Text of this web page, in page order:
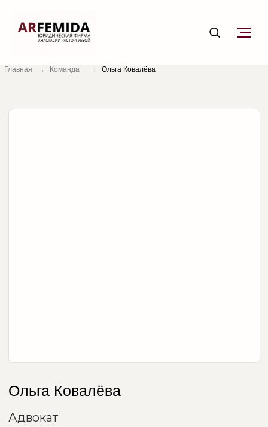
Главная Команда
→ → Ольга Ковалёва
планирования.
Проведение личных консультаций по